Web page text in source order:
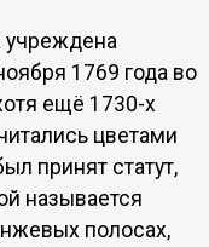
учреждена
1769 года во
ещё 1730-х
цветами
принят статут,
называется
полосах,